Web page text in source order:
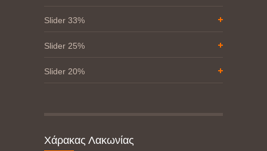
Slider 33%
Slider 25%
Slider 20%
Χάρακας Λακωνίας